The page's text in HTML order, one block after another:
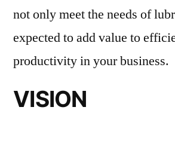
not only meet the needs of
expected to add value to
productivity in your business.
VISION